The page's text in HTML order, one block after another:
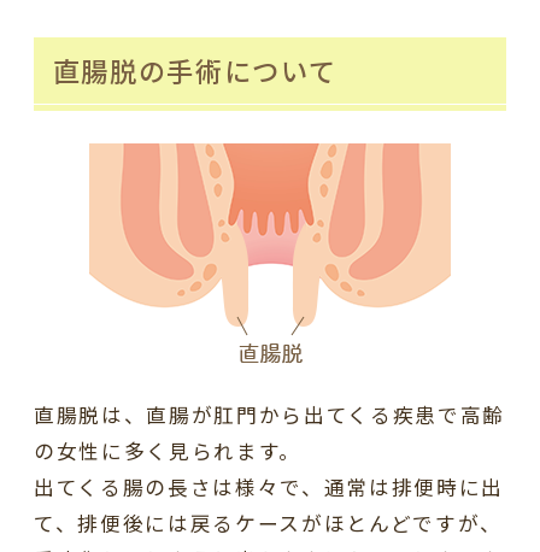
直腸脱の手術について
直腸脱は、直腸が肛門から出てくる疾患で高齢
の女性に多く見られます。
出てくる腸の長さは様々で、通常は排便時に出
て、排便後には戻るケースがほとんどですが、